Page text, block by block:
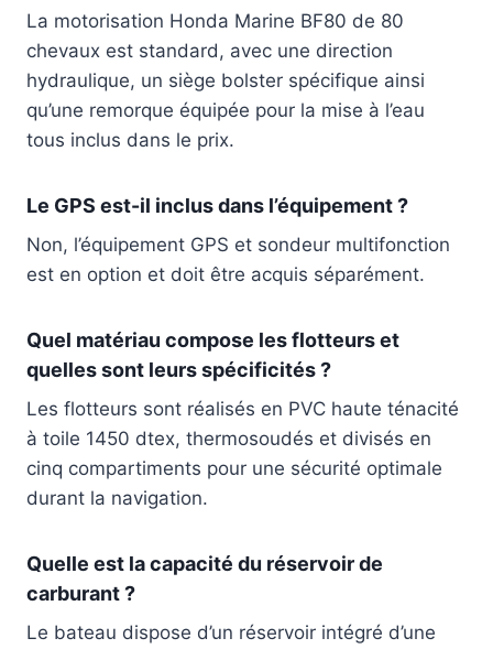
La motorisation Honda Marine BF80 de 80
chevaux est standard, avec une direction
hydraulique, un siège bolster spécifique ainsi
qu’une remorque équipée pour la mise à l’eau
tous inclus dans le prix.
Le GPS est-il inclus dans l’équipement ?
Non, l’équipement GPS et sondeur multifonction
est en option et doit être acquis séparément.
Quel matériau compose les flotteurs et
quelles sont leurs spécificités ?
Les flotteurs sont réalisés en PVC haute ténacité
à toile 1450 dtex, thermosoudés et divisés en
cinq compartiments pour une sécurité optimale
durant la navigation.
Quelle est la capacité du réservoir de
carburant ?
Le bateau dispose d’un réservoir intégré d’une